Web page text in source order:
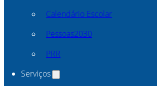
Calendário Escolar
Pessoas2030
PRR
Serviços